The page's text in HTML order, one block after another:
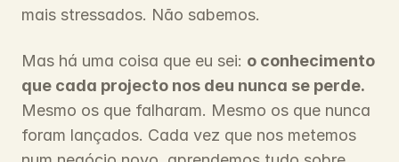
mais stressados. Não sabemos.
Mas há uma coisa que eu sei: o conhecimento
que cada projecto nos deu nunca se perde.
Mesmo os que falharam. Mesmo os que nunca
foram lançados. Cada vez que nos metemos